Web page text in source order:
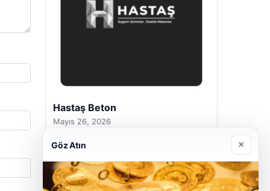
Hastaş Beton
Mayıs 26, 2026
Göz Atın ×